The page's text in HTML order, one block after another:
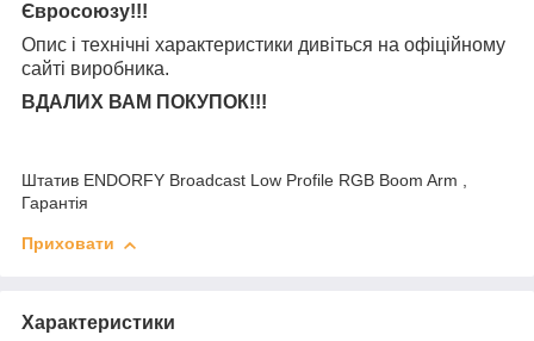
Євросоюзу!!!
Опис і технічні характеристики дивіться на офіційному
сайті виробника.
ВДАЛИХ ВАМ ПОКУПОК!!!
Штатив ENDORFY Broadcast Low Profile RGB Boom Arm ,
Гарантія
Приховати
Характеристики